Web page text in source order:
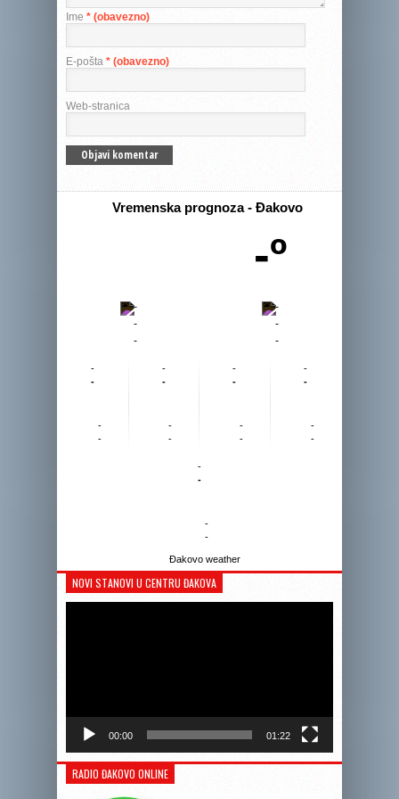
Ime * (obavezno)
E-pošta * (obavezno)
Web-stranica
Vremenska prognoza - Đakovo
-º
-
-
-
-
-
-
-
-
-
-
-
-
-
-
-
-
-
-
-
-
-
-
-
-
-
-
Đakovo weather
NOVI STANOVI U CENTRU ĐAKOVA
00:00 01:22
RADIO ĐAKOVO ONLINE